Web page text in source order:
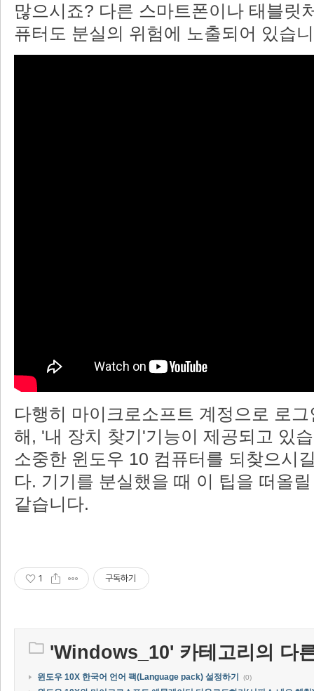
많으시죠? 다른 스마트폰이나 태블릿
퓨터도 분실의 위험에 노출되어 있습
다행히 마이크로소프트 계정으로 로
해, '내 장치 찾기'기능이 제공되고 있
소중한 윈도우 10 컴퓨터를 되찾으시
다. 기기를 분실했을 때 이 팁을 떠올
같습니다.
1 구독하기
'Windows_10' 카테고리의 다
윈도우 10X 한국어 언어 팩(Language pack) 설정하기 (0)